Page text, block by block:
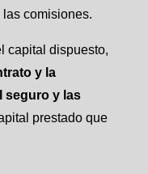
las comisiones.
capital dispuesto,
y la
seguro y las
prestado que